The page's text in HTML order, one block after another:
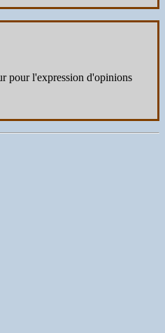
pour l'expression d'opinions